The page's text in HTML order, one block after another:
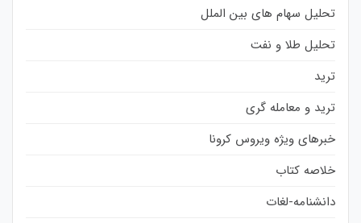
تحلیل سهام های بین الملل
تحلیل طلا و نفت
ترید
ترید و معامله گری
خبرهای ویژه ویروس کرونا
خلاصه کتاب
دانشنامه-لغات